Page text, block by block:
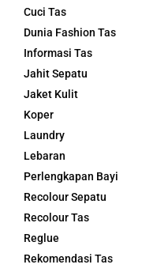
Cuci Tas
Dunia Fashion Tas
Informasi Tas
Jahit Sepatu
Jaket Kulit
Koper
Laundry
Lebaran
Perlengkapan Bayi
Recolour Sepatu
Recolour Tas
Reglue
Rekomendasi Tas